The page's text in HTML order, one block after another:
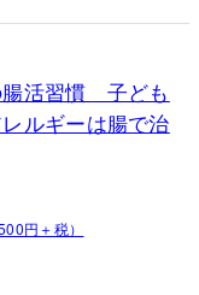
腸活習慣 子ども
ルギーは腸で治
円＋税）